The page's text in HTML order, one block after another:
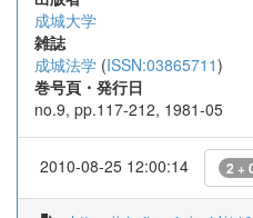
成城大学
雑誌
成城法学 (ISSN:03865711)
巻号頁・発行日
no.9, pp.117-212, 1981-05
2010-08-25 12:00:14 2 +